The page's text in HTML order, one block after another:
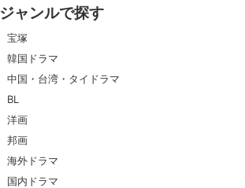
ジャンルで探す
宝塚
韓国ドラマ
中国・台湾・タイドラマ
BL
洋画
邦画
海外ドラマ
国内ドラマ